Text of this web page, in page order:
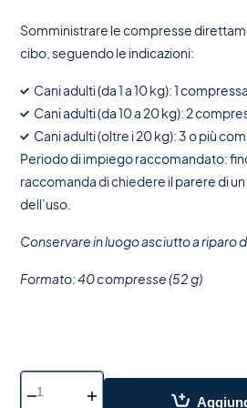
Somministrare le compresse
cibo, seguendo le indicazioni:
Cani adulti (da 1 a 10 kg): 1
Cani adulti (da 10 a 20 kg): 2
Cani adulti (oltre i 20 kg): 3 o più
Periodo di impiego raccomandato:
raccomanda di chiedere il parere di
dell’uso.
Conservare in luogo asciutto a riparo
Formato: 40 compresse (52 g)